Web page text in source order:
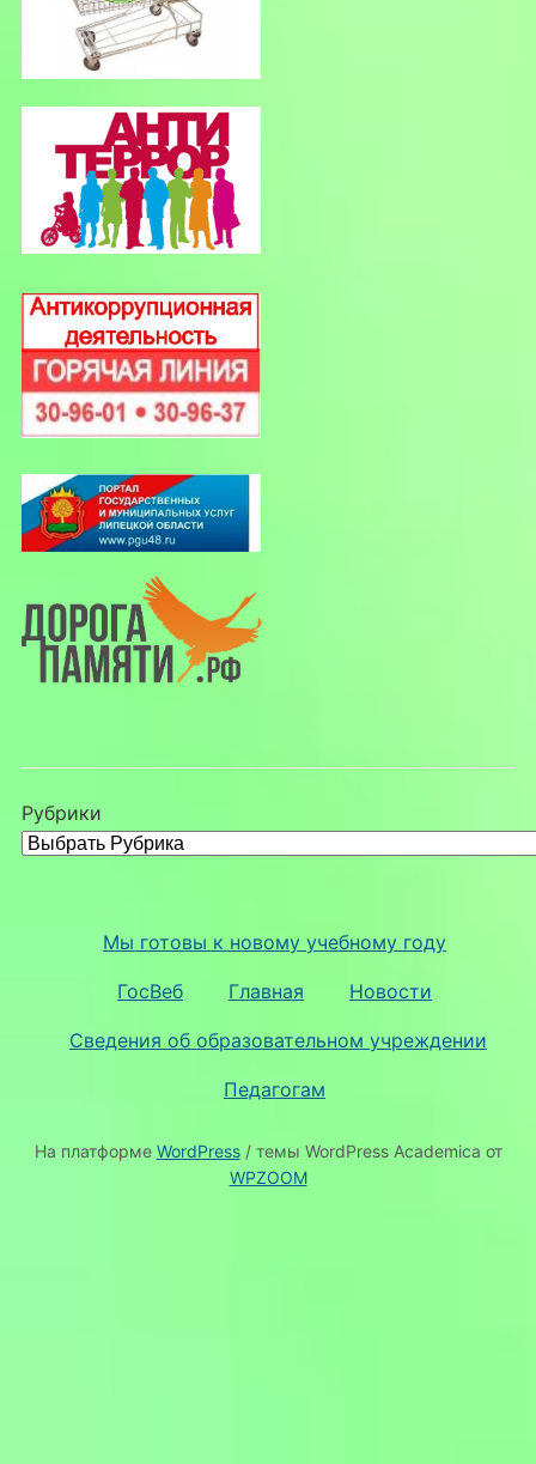
Рубрики
Мы готовы к новому учебному году
ГосВеб Главная Новости
Сведения об образовательном учреждении
Педагогам
На платформе WordPress/ темы WordPress Academica от
WPZOOM